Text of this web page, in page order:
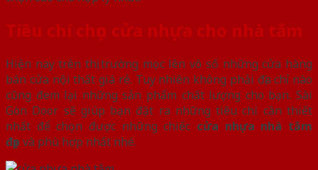
Tiêu chí chọn cửa nhựa cho nhà tắm
Hiện nay trên thị trường mọc lên vô số những cửa hàng
bán cửa nội thất giá rẻ. Tuy nhiên không phải địa chỉ nào
cũng đem lại những sản phẩm chất lượng cho bạn. Sài
Gòn Door sẽ giúp bạn đặt ra những tiêu chí cần thiết
nhất để chọn được những chiếc cửa nhựa nhà tắm
đẹp và phù hợp nhất nhé.